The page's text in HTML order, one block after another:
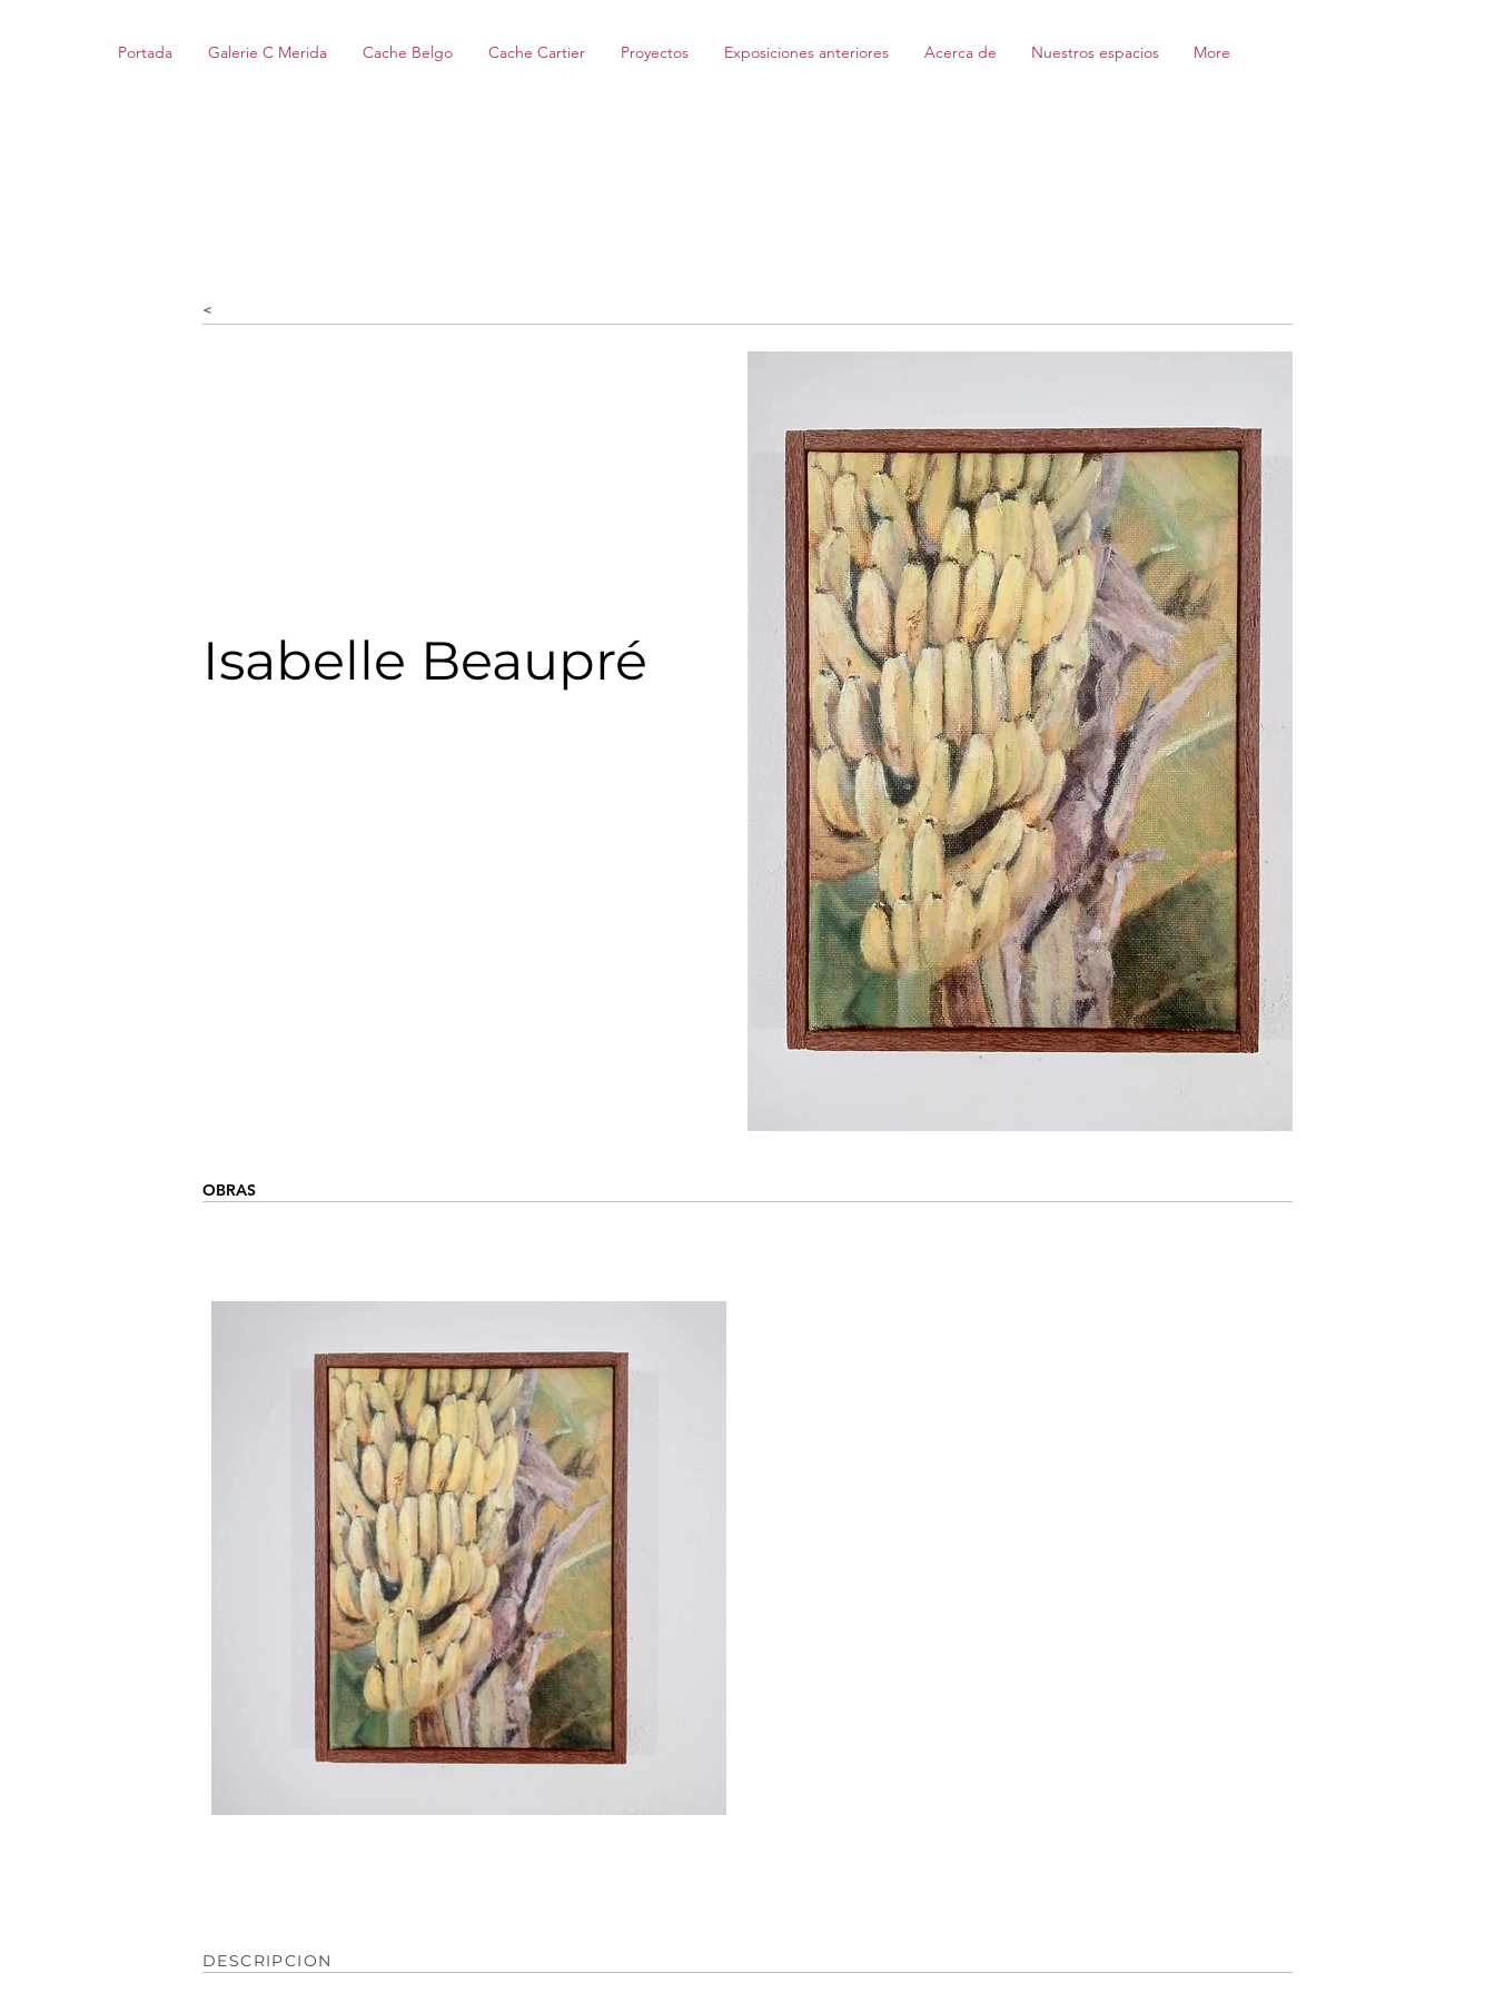
Portada Galerie C Merida Cache Belgo Cache Cartier Proyectos Exposiciones anteriores Acerca de Nuestros espacios More
<
Isabelle Beaupré
OBRAS
DESCRIPCION